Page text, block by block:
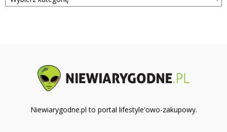
Niewiarygodne.pl to portal lifestyle'owo-zakupowy.